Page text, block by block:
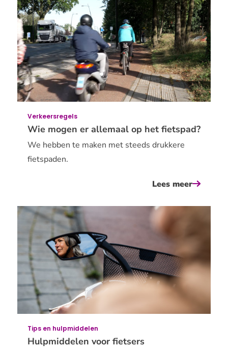
Wie mogen er allemaal op het fietspad?
Verkeersregels
We hebben te maken met steeds drukkere
fietspaden.
Lees meerover
allemaal
op
het
Hulpmiddelen voor fietsers
Tips en hulpmiddelen